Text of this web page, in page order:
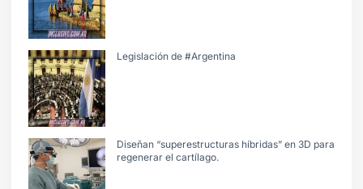
Legislación de #Argentina
Diseñan “superestructuras híbridas” en 3D para
regenerar el cartílago.